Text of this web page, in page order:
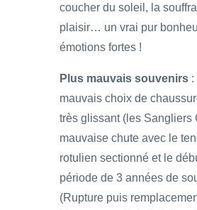
coucher du soleil, la
plaisir… un vrai pur
émotions fortes !
Plus mauvais souvenirs :
mauvais choix de
très glissant (les Sangliers
mauvaise chute avec le
rotulien sectionné et le
période de 3 années de
(Rupture puis